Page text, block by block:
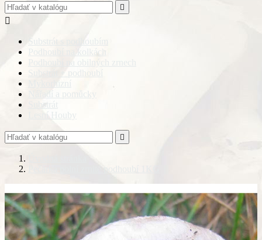


Substrát s podhoubím
Podhoubí na kolkách
Podhoubí na obilných zrnech
Substrát + podhoubí
Mykorhizní
Nářadí a pomůcky
Substrát
Lesní Houby
